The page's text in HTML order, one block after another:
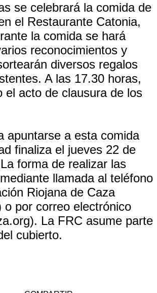
se celebrará la comida de
el Restaurante Catonia,
la comida se hará
reconocimientos y
diversos regalos
A las 17.30 horas,
el acto de clausura de los
apuntarse a esta comida
finaliza el jueves 22 de
forma de realizar las
llamada al teléfono
Riojana de Caza
o por correo electrónico
La FRC asume parte
cubierto.